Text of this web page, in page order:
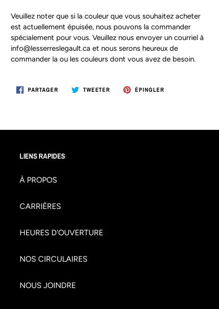
Veuillez noter que si la couleur que vous souhaitez acheter
est actuellement épuisée, nous pouvons la commander
spécialement pour vous. Veuillez nous envoyer un courriel à
info@lesserreslegault.ca et nous serons heureux de
commander la ou les couleurs dont vous avez de besoin.
PARTAGERPARTAGER
SUR
TWEETER TWEETERÉPINGLER
LIENS RAPIDES
À PROPOS
CARRIÈRES
HEURES D'OUVERTURE
NOS CIRCULAIRES
NOUS JOINDRE